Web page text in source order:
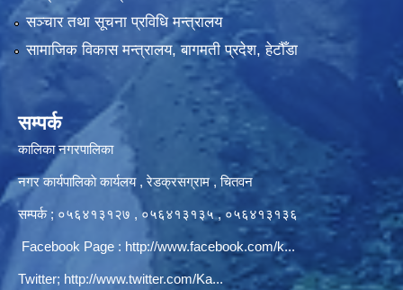
सञ्‍चार तथा सूचना प्रविधि मन्त्रालय
सामाजिक विकास मन्त्रालय, बागमती प्रदेश, हेटौँडा
सम्पर्क
कालिका नगरपालिका
नगर कार्यपालिकाे कार्यलय‍ , रेडक्रसग्राम , चितवन
सम्पर्क ; ०५६४१३१२७ , ०५६४१३१३५ , ०५६४१३१३६
Facebook Page : http://www.facebook.com/k...
Twitter; http://www.twitter.com/Ka...